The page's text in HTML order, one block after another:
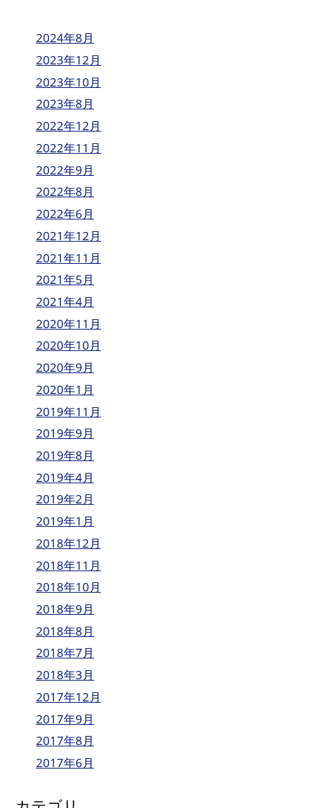
2024年8月
2023年12月
2023年10月
2023年8月
2022年12月
2022年11月
2022年9月
2022年8月
2022年6月
2021年12月
2021年11月
2021年5月
2021年4月
2020年11月
2020年10月
2020年9月
2020年1月
2019年11月
2019年9月
2019年8月
2019年4月
2019年2月
2019年1月
2018年12月
2018年11月
2018年10月
2018年9月
2018年8月
2018年7月
2018年3月
2017年12月
2017年9月
2017年8月
2017年6月